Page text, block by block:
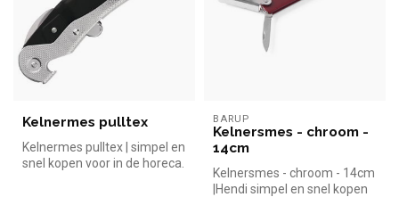
Kelnermes pulltex
Kelnermes pulltex | simpel en
snel kopen voor in de horeca.
BARUP
Kelnersmes - chroom -
14cm
Kelnersmes - chroom - 14cm
|Hendi simpel en snel kopen